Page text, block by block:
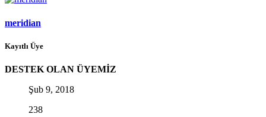
meridian
Kayıtlı Üye
DESTEK OLAN ÜYEMİZ
Şub 9, 2018
238